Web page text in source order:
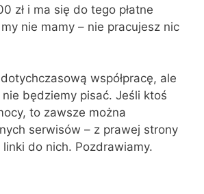
zł i ma się do tego płatne
nie mamy – nie pracujesz nic
współpracę, ale
będziemy pisać. Jeśli ktoś
to zawsze można
serwisów – z prawej strony
do nich. Pozdrawiamy.